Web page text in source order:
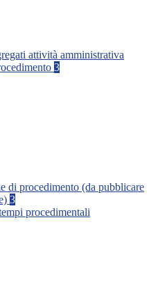
attività amministrativa
3
di procedimento (da pubblicare
3
procedimentali